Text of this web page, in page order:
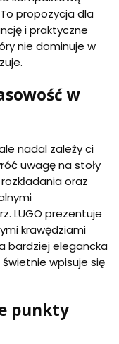
propozycja dla
i praktyczne
nie dominuje w
w
nadal zależy ci
uwagę na stoły
oraz
LUGO prezentuje
krawędziami
bardziej elegancka
świetnie wpisuje się
punkty